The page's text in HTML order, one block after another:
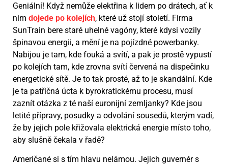
Geniální! Když nemůže elektřina k lidem po drátech, ať k
nim dojede po kolejích, které už stojí století. Firma
SunTrain bere staré uhelné vagóny, které kdysi vozily
špinavou energii, a mění je na pojízdné powerbanky.
Nabijou je tam, kde fouká a svítí, a pak je prostě vypustí
po kolejích tam, kde zrovna svítí červená na dispečinku
energetické sítě. Je to tak prosté, až to je skandální. Kde
je ta patřičná úcta k byrokratickému procesu, musí
zaznít otázka z té naší euronijní zemljanky? Kde jsou
letité přípravy, posudky a odvolání sousedů, kterým vadí,
že by jejich pole křižovala elektrická energie místo toho,
aby slušně čekala v řadě?
Američané si s tím hlavu nelámou. Jejich guvernér s